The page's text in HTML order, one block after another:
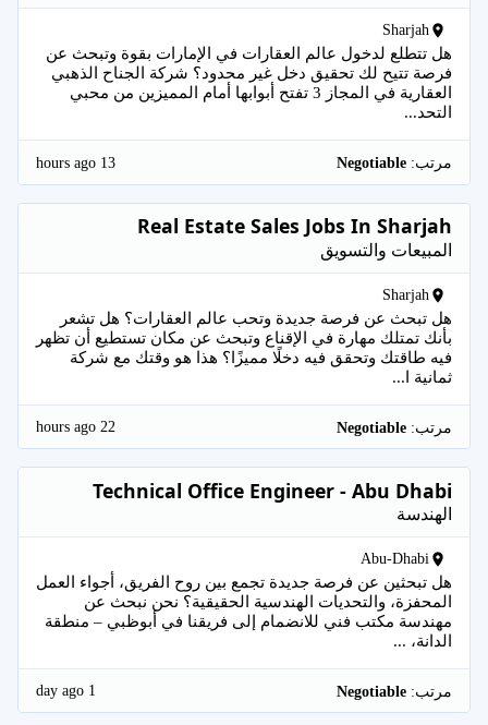
Sharjah
هل تتطلع لدخول عالم العقارات في الإمارات بقوة وتبحث عن
فرصة تتيح لك تحقيق دخل غير محدود؟ شركة الجناح الذهبي
العقارية في المجاز 3 تفتح أبوابها أمام المميزين من محبي
التحد...
مرتب: 13 hours ago
Real Estate Sales Jobs In Sharjah
المبيعات والتسويق
Sharjah
هل تبحث عن فرصة جديدة وتحب عالم العقارات؟ هل تشعر
بأنك تمتلك مهارة في الإقناع وتبحث عن مكان تستطيع أن تظهر
فيه طاقتك وتحقق فيه دخلًا مميزًا؟ هذا هو وقتك مع شركة
ثمانية ا...
مرتب: 22 hours ago
Technical Office Engineer - Abu Dhabi
الهندسة
Abu-Dhabi
هل تبحثين عن فرصة جديدة تجمع بين روح الفريق، أجواء العمل
المحفزة، والتحديات الهندسية الحقيقية؟ نحن نبحث عن
مهندسة مكتب فني للانضمام إلى فريقنا في أبوظبي – منطقة
الدانة، ...
مرتب: 1 day ago